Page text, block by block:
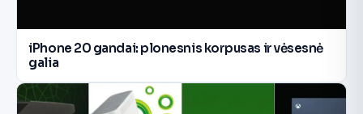
iPhone 20 gandai: plonesnis korpusas ir vėsesnė
galia